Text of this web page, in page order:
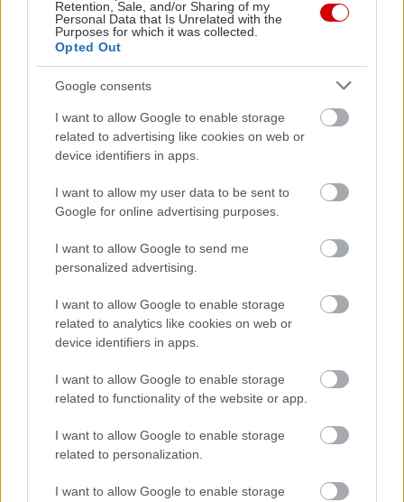
Retention, Sale, and/or Sharing of my
Personal Data that Is Unrelated with the
Purposes for which it was collected.
Opted Out
Google consents
I want to allow Google to enable storage
related to advertising like cookies on web or
device identifiers in apps.
I want to allow my user data to be sent to
Google for online advertising purposes.
I want to allow Google to send me
personalized advertising.
I want to allow Google to enable storage
related to analytics like cookies on web or
device identifiers in apps.
I want to allow Google to enable storage
related to functionality of the website or app.
I want to allow Google to enable storage
related to personalization.
I want to allow Google to enable storage
ευχαριστώ, τζάμπα είναι. Ευτυχώς.
@in2life_grΟ λόφος Κοπανά στον Βύρωνα
έχει φανταστική θέα, χωμάτινα μονοπάτια
και ένα από τα πιο αγαπημένα καλοκαιρινά
θέατρα της Αθήνας
#μυστικα
#greektiktok #athenshills#athens
♬ original sound - Artists
Management Agency